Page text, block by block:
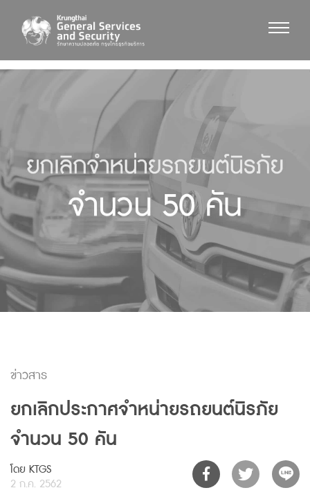
ข่าวสาร
ยกเลิกประกาศจำหน่ายรถยนต์นิรภัย
จำนวน 50 คัน
โดย KTGS
2 ก.ค. 2562